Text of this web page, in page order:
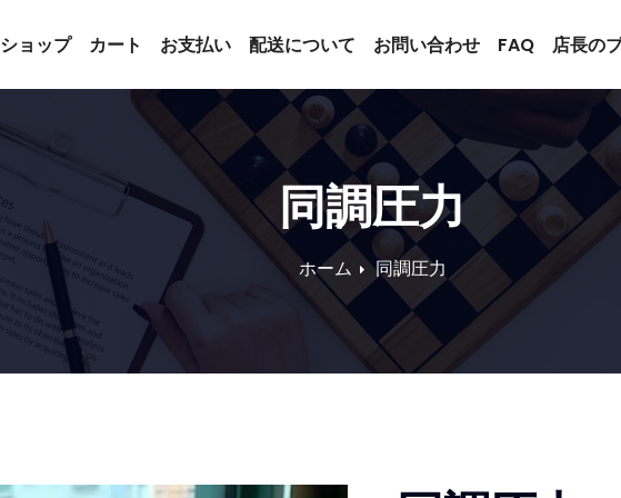
ショップ カート お支払い 配送について お問い合わせ FAQ 店長の
同調圧力
ホーム 同調圧力